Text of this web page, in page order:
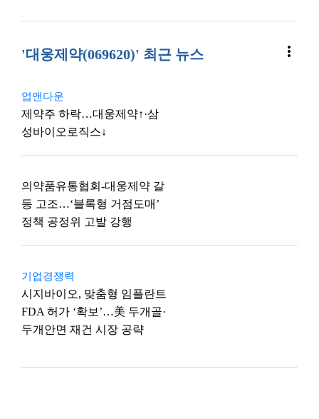
'대웅제약(069620)' 최근 뉴스 more_vert
업앤다운
제약주 하락…대웅제약↑·삼
성바이오로직스↓
의약품유통협회-대웅제약 갈
등 고조…‘블록형 거점도매’
정책 공정위 고발 강행
기업경쟁력
시지바이오, 맞춤형 임플란트
FDA 허가 ‘확보’…美 두개골·
두개안면 재건 시장 공략